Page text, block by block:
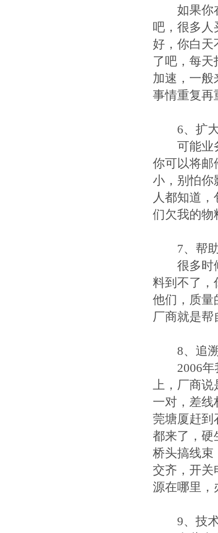
如果你在
吧，很多
好，你白天
了吧，每
加速，一般
事情重复再
6、扩大
可能业务
你可以将邮
小，别怕你
人都知道
们欠我的物
7、帮助
很多时候
料到不了，
他们，质量
厂商就是帮
8、追溯
2006年我
上，厂商
一对，差线
莞塘厦赶到
都来了，硬
桥头搞线束
交齐，开关
源在哪里，
9、技术